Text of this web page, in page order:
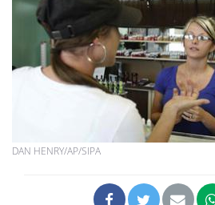
DAN HENRY/AP/SIPA